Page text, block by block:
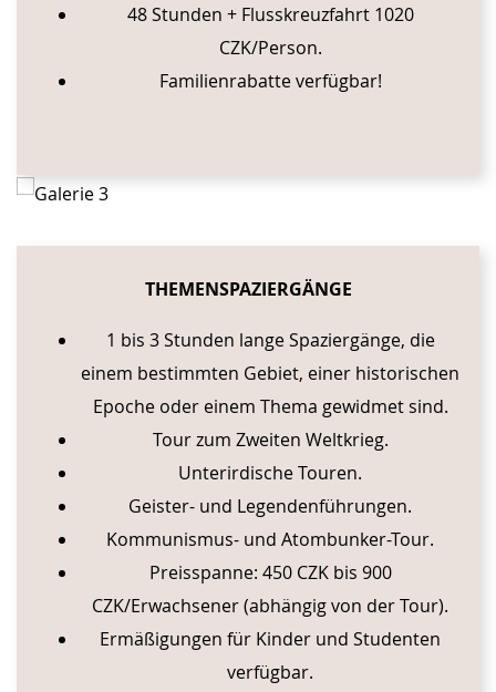
48 Stunden + Flusskreuzfahrt 1020
CZK/Person.
Familienrabatte verfügbar!
THEMENSPAZIERGÄNGE
1 bis 3 Stunden lange Spaziergänge, die
einem bestimmten Gebiet, einer historischen
Epoche oder einem Thema gewidmet sind.
Tour zum Zweiten Weltkrieg.
Unterirdische Touren.
Geister- und Legendenführungen.
Kommunismus- und Atombunker-Tour.
Preisspanne: 450 CZK bis 900
CZK/Erwachsener (abhängig von der Tour).
Ermäßigungen für Kinder und Studenten
verfügbar.